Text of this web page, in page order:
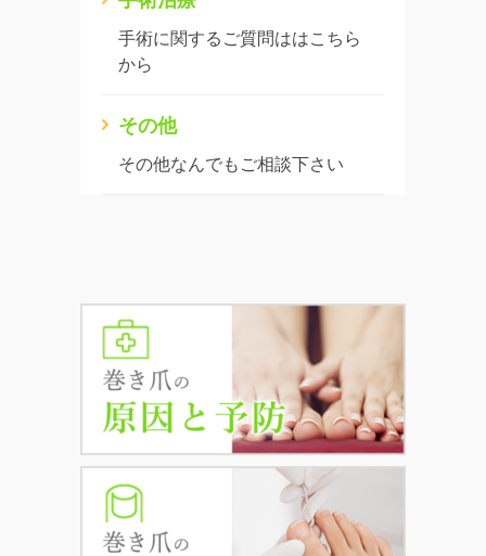
手術に関するご質問ははこちら
から
その他
その他なんでもご相談下さい